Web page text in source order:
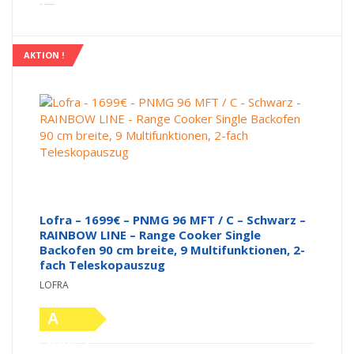
inkl. Versandkosten
AKTION !
Lofra – 1699€ – PNMG 96 MFT / C – Schwarz –
RAINBOW LINE – Range Cooker Single
Backofen 90 cm breite, 9 Multifunktionen, 2-
fach Teleskopauszug
LOFRA
A